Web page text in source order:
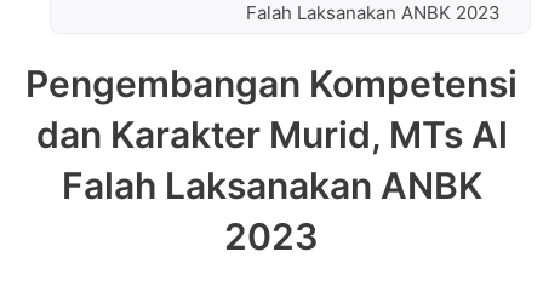
Falah Laksanakan ANBK 2023
Pengembangan Kompetensi
dan Karakter Murid, MTs Al
Falah Laksanakan ANBK
2023